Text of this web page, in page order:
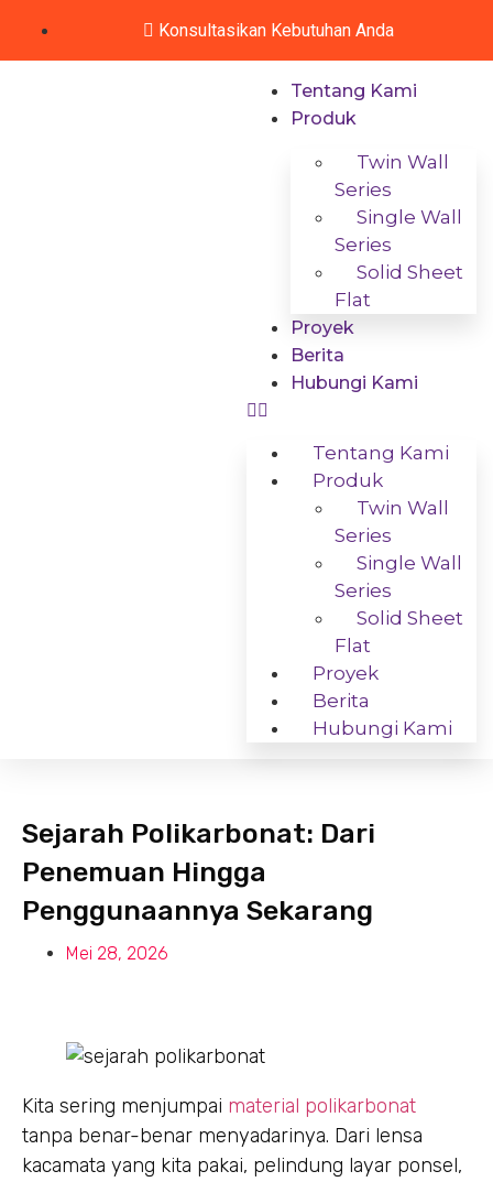
Konsultasikan Kebutuhan Anda
Tentang Kami
Produk
Twin Wall
Series
Single Wall
Series
Solid Sheet
Flat
Proyek
Berita
Hubungi Kami
Tentang Kami
Produk
Twin Wall
Series
Single Wall
Series
Solid Sheet
Flat
Proyek
Berita
Hubungi Kami
Sejarah Polikarbonat: Dari
Penemuan Hingga
Penggunaannya Sekarang
Mei 28, 2026
Kita sering menjumpai material polikarbonat
tanpa benar-benar menyadarinya. Dari lensa
kacamata yang kita pakai, pelindung layar ponsel,